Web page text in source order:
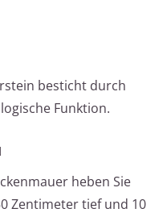
besticht durch
Funktion.
heben Sie
Zentimeter tief und 10